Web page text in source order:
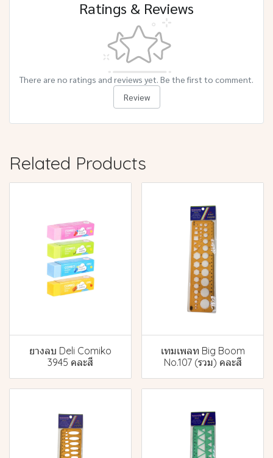
Ratings & Reviews
There are no ratings and reviews yet. Be the first to comment.
Review
Related Products
ยางลบ Deli Comiko
3945 คละสี
เทมเพลท Big Boom
No.107 (รวม) คละสี